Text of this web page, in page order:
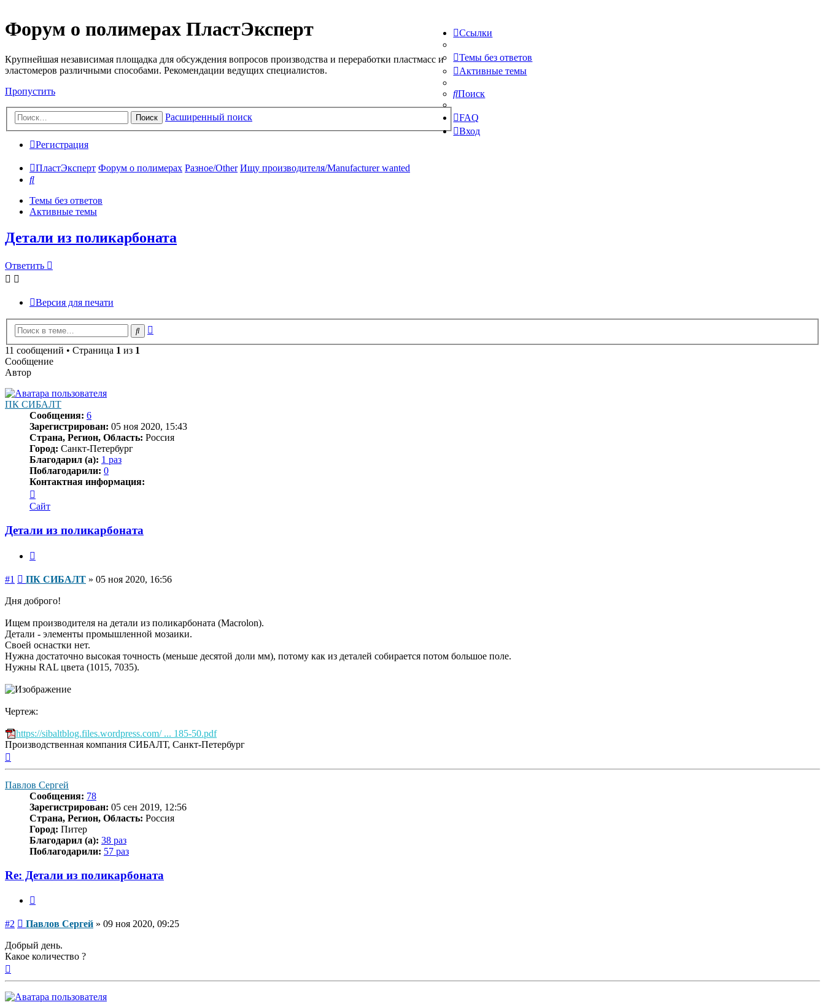
Форум о полимерах ПластЭксперт
Крупнейшая независимая площадка для обсуждения вопросов производства и переработки пластмасс и
эластомеров различными способами. Рекомендации ведущих специалистов.
Пропустить
Поиск Расширенный поиск
Ссылки
Темы без ответов
Активные темы
Поиск
FAQ
Вход
Регистрация
ПластЭксперт Форум о полимерах Разное/Other Ищу производителя/Manufacturer wanted
Поиск
Темы без ответов
Активные темы
Детали из поликарбоната
Ответить
Версия для печати
Поиск
11 сообщений • Страница 1 из 1
Сообщение
Автор
ПК СИБАЛТ
Сообщения: 6
Зарегистрирован: 05 ноя 2020, 15:43
Страна, Регион, Область: Россия
Город: Санкт-Петербург
Благодарил (а): 1 раз
Поблагодарили: 0
Контактная информация:
информация
пользователя
СИБАЛТ
Сайт
Детали из поликарбоната
#1 Сообщение
ПК СИБАЛТ » 05 ноя 2020, 16:56
Дня доброго!
Ищем производителя на детали из поликарбоната (Macrolon).
Детали - элементы промышленной мозаики.
Своей оснастки нет.
Нужна достаточно высокая точность (меньше десятой доли мм), потому как из деталей собирается потом большое поле.
Нужны RAL цвета (1015, 7035).
Чертеж:
https://sibaltblog.files.wordpress.com/ ... 185-50.pdf
Производственная компания СИБАЛТ, Санкт-Петербург
Павлов Сергей
Сообщения: 78
Зарегистрирован: 05 сен 2019, 12:56
Страна, Регион, Область: Россия
Город: Питер
Благодарил (а): 38 раз
Поблагодарили: 57 раз
Re: Детали из поликарбоната
#2 Сообщение
Павлов Сергей » 09 ноя 2020, 09:25
Добрый день.
Какое количество ?